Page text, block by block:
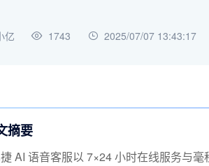
亿 1743 2025/07/07 13:43:17
摘要
AI 语音客服以 7×24 小时在线服务与